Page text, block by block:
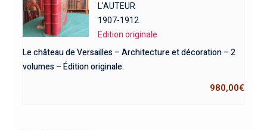
L'AUTEUR
1907-1912
Edition originale
Le château de Versailles – Architecture et décoration – 2
volumes – Édition originale.
980,00€